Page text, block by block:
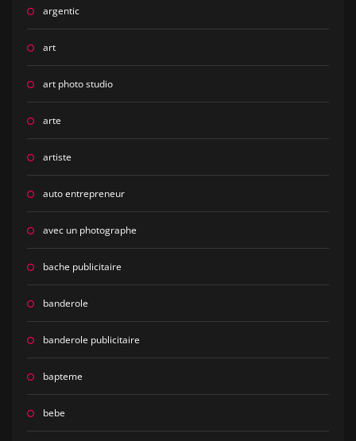
argentic
art
art photo studio
arte
artiste
auto entrepreneur
avec un photographe
bache publicitaire
banderole
banderole publicitaire
bapteme
bebe